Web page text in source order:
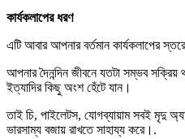
কার্যকলাপের ধরণ
এটি আবার আপনার বর্তমান কার্যকলাপের
আপনার দৈনন্দিন জীবনে যতটা সম্ভব সক্রিয়
ইত্যাদির কিছু অংশ হেঁটে যান।
তাই চি, পাইলেটস, যোগব্যায়াম সবই মৃদু
ভারসাম্য বজায় রাখতে সাহায্য করে।.